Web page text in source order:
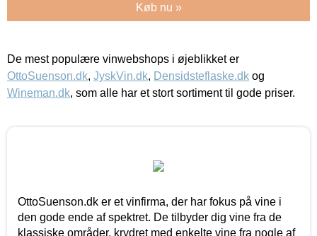
Køb nu »
De mest populære vinwebshops i øjeblikket er
OttoSuenson.dk, JyskVin.dk, Densidsteflaske.dk og
Wineman.dk, som alle har et stort sortiment til gode priser.
OttoSuenson.dk er et vinfirma, der har fokus på vine i
den gode ende af spektret. De tilbyder dig vine fra de
klassiske områder, krydret med enkelte vine fra nogle af